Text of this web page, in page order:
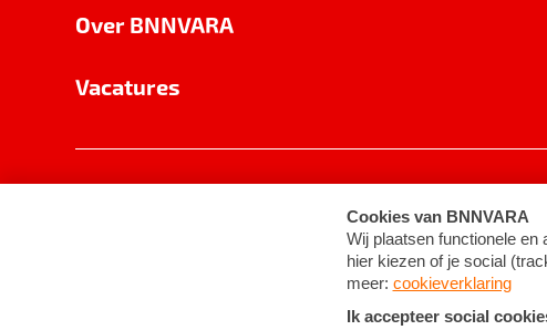
Over BNNVARA
Vacatures
Cookie-instellingen Algemene